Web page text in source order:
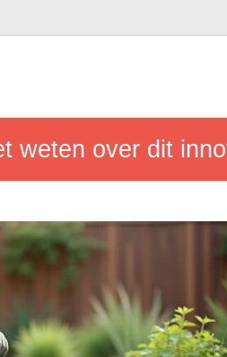
weten over dit